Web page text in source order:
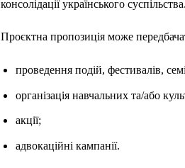
консолідації українського
Проєктна пропозиція може
проведення подій, фестивалів,
організація навчальних та/або
акції;
адвокаційні кампанії.